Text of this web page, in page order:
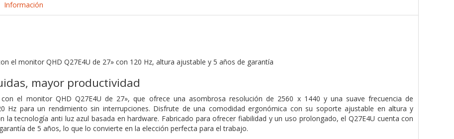
Información
el monitor QHD Q27E4U de 27» con 120 Hz, altura ajustable y 5 años de garantía
mayor productividad
el monitor QHD Q27E4U de 27», que ofrece una asombrosa resolución de 2560 x 1440 y una suave frecuencia de
Hz para un rendimiento sin interrupciones. Disfrute de una comodidad ergonómica con su soporte ajustable en altura y
la tecnología anti luz azul basada en hardware. Fabricado para ofrecer fiabilidad y un uso prolongado, el Q27E4U cuenta con
de 5 años, lo que lo convierte en la elección perfecta para el trabajo.